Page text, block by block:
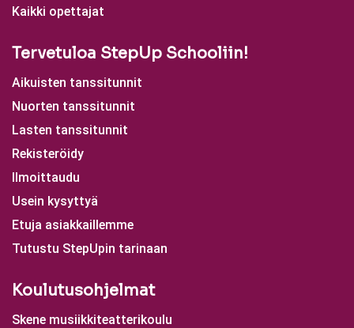
Kaikki opettajat
Tervetuloa StepUp Schooliin!
Aikuisten tanssitunnit
Nuorten tanssitunnit
Lasten tanssitunnit
Rekisteröidy
Ilmoittaudu
Usein kysyttyä
Etuja asiakkaillemme
Tutustu StepUpin tarinaan
Koulutusohjelmat
Skene musiikkiteatterikoulu